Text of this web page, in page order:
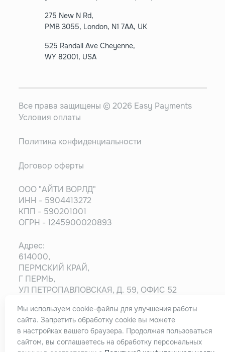
275 New N Rd,
PMB 3055, London, N1 7AA, UK
525 Randall Ave Cheyenne,
WY 82001, USA
Все права защищены © 2026 Easy Payments
Условия оплаты
Политика конфиденциальности
Договор оферты
ООО "АЙТИ ВОРЛД"
ИНН - 5904413272
КПП - 590201001
ОГРН - 1245900020893
Адрес:
614000,
ПЕРМСКИЙ КРАЙ,
Г ПЕРМЬ,
УЛ ПЕТРОПАВЛОВСКАЯ, Д. 59, ОФИС 52
Информация на сайте носит ознакомительный
характер и не является публичной офертой,
определяемой положениями статьи 437
Мы используем cookie-файлы для улучшения работы
сайта. Запретить обработку cookie вы можете
в настройках вашего браузера. Продолжая пользоваться
сайтом, вы соглашаетесь на обработку персональных